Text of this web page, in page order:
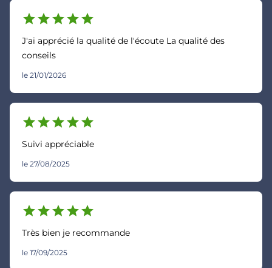
starstarstarstarstar
J'ai apprécié la qualité de l'écoute La qualité des
conseils
le 21/01/2026
starstarstarstarstar
Suivi appréciable
le 27/08/2025
starstarstarstarstar
Très bien je recommande
le 17/09/2025